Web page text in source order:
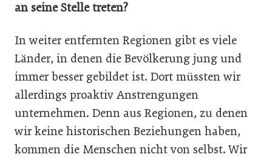
an seine Stelle treten?
In weiter entfernten Regionen gibt es viele
Länder, in denen die Bevölkerung jung und
immer besser gebildet ist. Dort müssten wir
allerdings proaktiv Anstrengungen
unternehmen. Denn aus Regionen, zu denen
wir keine historischen Beziehungen haben,
kommen die Menschen nicht von selbst. Wir